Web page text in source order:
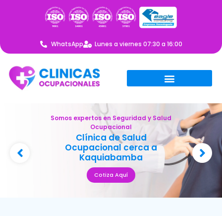
WhatsApp Lunes a viernes 07:30 a 16:00
Somos expertos en Seguridad y Salud
Ocupacional
Clínica de Salud
Ocupacional cerca a
Kaquiabamba
Cotiza Aquí